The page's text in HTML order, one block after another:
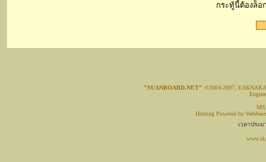
กระทู้นี้ต้องล็อ
"SUANBOARD.NET" ©2004-2007;
Hosting Powered by
เวลาประม